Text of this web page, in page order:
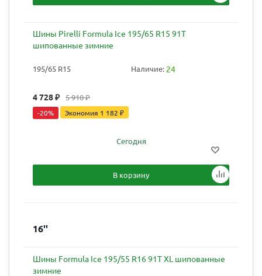
Шины Pirelli Formula Ice 195/65 R15 91T
шипованные зимние
195/65 R15 Наличие: 24
4 728₽ 5 910₽
-20% Экономия 1 182 ₽
Сегодня
В корзину
16''
Шины Formula Ice 195/55 R16 91T XL шипованные
зимние